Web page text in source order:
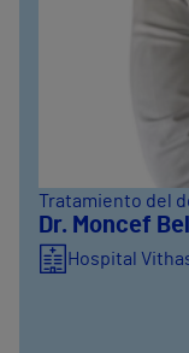
Tratamiento del
Dr. Moncef
Hospital